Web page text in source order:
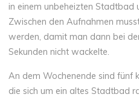
in einem unbeheizten Stadtbad
Zwischen den Aufnahmen
werden, damit man dann bei
Sekunden nicht wackelte.
An dem Wochenende sind fünf
die sich um ein altes Stadtbad